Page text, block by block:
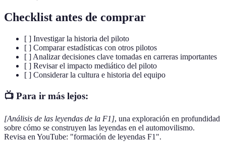
Checklist antes de comprar
[ ] Investigar la historia del piloto
[ ] Comparar estadísticas con otros pilotos
[ ] Analizar decisiones clave tomadas en carreras importantes
[ ] Revisar el impacto mediático del piloto
[ ] Considerar la cultura e historia del equipo
📺 Para ir más lejos:
[Análisis de las leyendas de la F1], una exploración en profundidad
sobre cómo se construyen las leyendas en el automovilismo.
Revisa en YouTube: "formación de leyendas F1".